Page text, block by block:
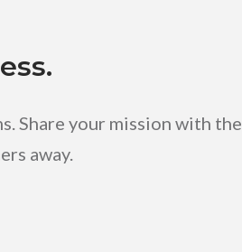
Share your mission with the
away.